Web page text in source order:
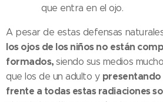
que entra en el ojo.
A pesar de estas defensas
los ojos de los niños no están
formados,siendo sus medios
que los de un adulto y
frente a todas estas radiaciones